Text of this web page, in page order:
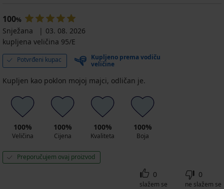
100%
Snježana
03. 08. 2026
kupljena veličina 95/E
Potvrđeni kupac
Kupljeno prema vodiču
veličine
Kupljen kao poklon mojoj majci, odličan je.
100%
Veličina
100%
Cijena
100%
Kvaliteta
100%
Boja
Preporučujem ovaj proizvod
0
slažem se
0
ne slažem se